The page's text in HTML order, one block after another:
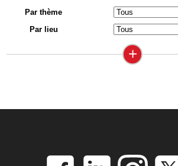
Par thème
Par lieu
+